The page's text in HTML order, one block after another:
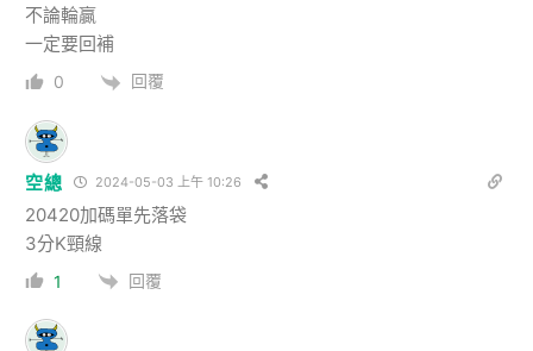
不論輪贏
一定要回補
0 回覆
空總 2024-05-03 上午 10:26
20420加碼單先落袋
3分K頸線
1 回覆